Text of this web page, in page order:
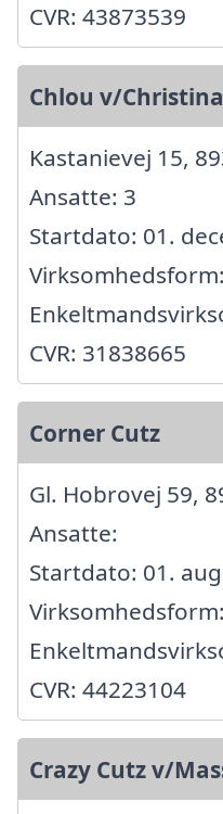
CVR: 43873539
Chlou v/
Kastanievej 15,
Ansatte: 3
Startdato: 01.
Virksomhedsform:
CVR: 31838665
Corner Cutz
Gl. Hobrovej 59,
Ansatte:
Startdato: 01.
Virksomhedsform:
CVR: 44223104
Crazy Cutz v/